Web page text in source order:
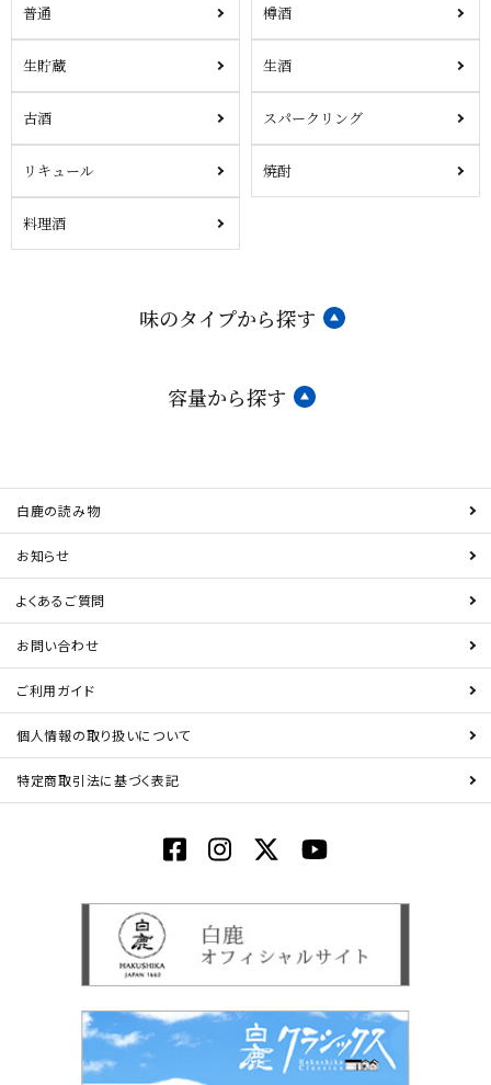
普通 樽酒
生貯蔵 生酒
古酒 スパークリング
リキュール 焼酎
料理酒
味のタイプから探す
容量から探す
白鹿の読み物
お知らせ
よくあるご質問
お問い合わせ
ご利用ガイド
個人情報の取り扱いについて
特定商取引法に基づく表記